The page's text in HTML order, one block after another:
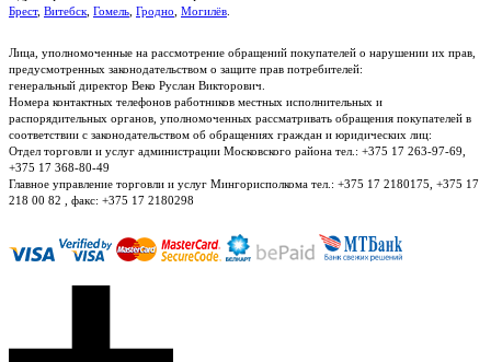
Брест, Витебск Гомель Гродно Могилёв
Лица, уполномоченные на рассмотрение обращений покупателей о нарушении их прав,
предусмотренных законодательством о защите прав потребителей:
генеральный директор Веко Руслан Викторович.
Номера контактных телефонов работников местных исполнительных и
распорядительных органов, уполномоченных рассматривать обращения покупателей в
соответствии с законодательством об обращениях граждан и юридических лиц:
Отдел торговли и услуг администрации Московского района тел.: +375 17 263-97-69,
+375 17 368-80-49
Главное управление торговли и услуг Мингорисполкома тел.: +375 17 2180175, +375 17
218 00 82 , факс: +375 17 2180298